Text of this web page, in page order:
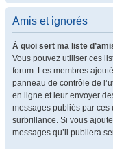
Amis et ignorés
À quoi sert ma liste
Vous pouvez utiliser ces
forum. Les membres
panneau de contrôle de
en ligne et leur envoyer
messages publiés par ces
surbrillance. Si vous
messages qu’il publiera